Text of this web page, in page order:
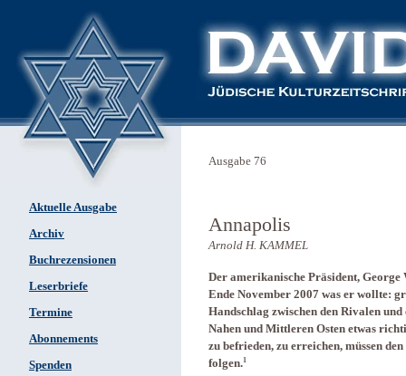
Aktuelle Ausgabe
Archiv
Buchrezensionen
Leserbriefe
Termine
Abonnements
Spenden
Ausgabe 76
Annapolis
Arnold H. KAMMEL
Der amerikanische Präsident, George
Ende November 2007 was er wollte:
Handschlag zwischen den Rivalen
Nahen und Mittleren Osten etwas
zu befrieden, zu erreichen, müssen
folgen.1